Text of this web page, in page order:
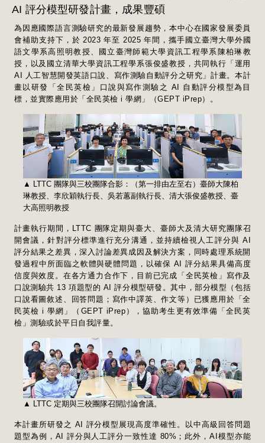
AI 評分模型研發計畫，成果豐碩
為因應國際語言測驗研究的最新發展趨勢，本中心在國家發展委員
會補助支持下，於 2023 年至 2025 年間，攜手國立臺灣大學外國
語文學系高照明教授、國立臺灣師範大學資訊工程學系陳柏琳教
授，以及國立清華大學資訊工程學系張俊盛教授，共同執行「運用
AI 人工智慧開發英語口說、寫作測驗自動評分之研究」計畫。本計
畫以研發「全民英檢」口說與寫作測驗之 AI 自動評分模型為目
標，並實際應用於「全民英檢 i 學網」（GEPT iPrep）。
▲ LTTC 團隊與三校團隊合影：（第一排由左至右）臺師大陳柏
琳教授、李欣穎執行長、吳若蕙副執行長、清大張俊盛教授、臺
大高照明教授
計畫執行期間，LTTC 團隊定期與臺大、臺師大及清大研究團隊召
開會議，針對評分標準進行充分溝通，並持續檢視人工評分與 AI
評分結果之差異，深入討論差異成因及解決方案，同時處理系統開
發過程中所面臨之軟體與硬體問題，以確保 AI 評分結果具備高度
信度與效度。在各方通力合作下，目前已完成「全民英檢」寫作及
口說測驗共 13 項題型的 AI 評分模型研發。其中，部分模型（包括
口說看圖敘述、回答問題；寫作中譯英、作文等）已獲應用於「全
民英檢 i 學網」（GEPT iPrep），協助考生更有效準備「全民英
檢」測驗或於平日自我評量。
▲ LTTC 定期與三校團隊召開討論會議。
本計畫所研發之 AI 評分模型展現高度準確性。以中高級回答問題
題型為例，AI 評分與人工評分一致性達 80%；此外，AI模型亦能